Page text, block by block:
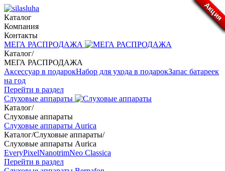
Каталог
Компания
Контакты
МЕГА РАСПРОДАЖА
Каталог/
МЕГА РАСПРОДАЖА
Аксессуар в подарокНабор для ухода в подарокЗапас батареек
на год
Перейти в раздел
Слуховые аппараты
Каталог/
Слуховые аппараты
Слуховые аппараты Aurica
Каталог/Слуховые аппараты/
Слуховые аппараты Aurica
EveryPixelNanotrimNeo Classica
Перейти в раздел
Акция
Акция
Акция
Акция
Акция
Акция